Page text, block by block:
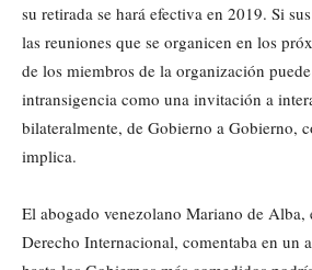
su retirada se hará efectiva en 2019. Si
las reuniones que se organicen en los
de los miembros de la organización
intransigencia como una invitación a
bilateralmente, de Gobierno a Gobierno,
implica.
El abogado venezolano Mariano de Alba,
Derecho Internacional, comentaba en un